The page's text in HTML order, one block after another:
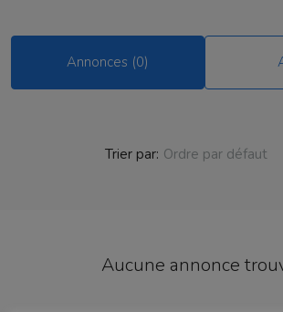
Annonces (0)
Trier par: Ordre par défaut
Aucune annonce